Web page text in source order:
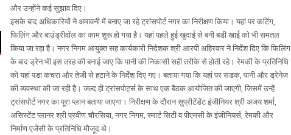
और उन्होंने कई सुझाव दिए।
इसके बाद अधिकारियों ने अमावनी में बनाए जा रहे ट्रांसपोर्ट नगर का निरीक्षण किया। यहां पर कटिंग,
फिलिंग और बाउंड्रीवॉल का काम शुरू हो गया है। यहां पहले हुई खुदाई से बनी बडी खाई को भी समतल
किया जा रहा है। नगर निगम आयुक्त सह कार्यकारी निदेशक श्री आरपी अहिरवार ने निर्देश दिए कि फिलिंग
के बाद ड्रेन भी इस तरह की बनाई जाए कि पानी की निकासी सही तरीके से होती रहे। रेमकी के प्रतिनिधि
को यहां पडा कचरा और तेजी से हटाने के निर्देश दिए गए। बताया गया कि यहां पर सडक, पानी और ड्रेनेज
की व्यवस्था की जा रही है। जल्द ही ट्रांसपोर्ट्स के साथ एक बैठक आयोजित की जाएगी, जिसमें उन्हें
ट्रांसपोर्ट नगर का पूरा प्लान बताया जाएगा। निरीक्षण के दौरान सुप्रीटेंडेंट इंजीनियर श्री अजय शर्मा,
असिस्टेंट प्लानर श्री प्रवीण चौरसिया, नगर निगम, स्मार्ट सिटी व पीएमसी के इंजीनियर्स, रेमकी और
निर्माण एजेंसी के प्रतिनिधि मौजूद थे।